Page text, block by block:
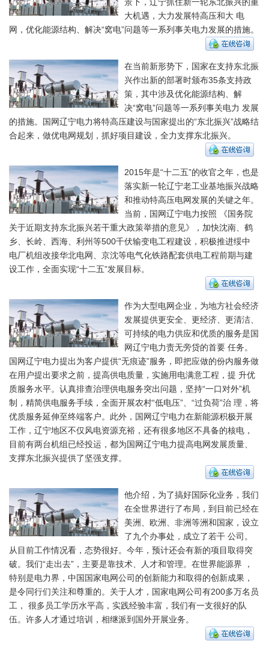
大机遇，大力发展特高压和大 电
网，优化能源结构、解决“窝电”问题等一系列事关电力发展的措施。
在当前新形势下，国家在支持东北振
兴作出新的部署时颁布35条支持政
策，其中涉及优化能源结构、解
决“窝电”问题等一系列事关电力 发展
的措施。国网辽宁电力将特高压建设与国家提出的“东北振兴”战略结
合起来，做优电网规划，抓好项目建设，全力支撑东北振兴。
2015年是“十二五”的收官之年，也是
落实新一轮辽宁老工业基地振兴战略
和推动特高压电网发展的关键之年。
当前，国网辽宁电力按照 《国务院
关于近期支持东北振兴若干重大政策举措的意见》，加快沈南、鹤
乡、长岭、西海、利州等500千伏输变电工程建设，积极推进绥中
电厂机组改接华北电网、京沈等电气化铁路配套供电工程前期与建
设工作，全面实现“十二五”发展目标。
作为大型电网企业，为地方社会经济
发展提供更安全、更经济、更清洁、
可持续的电力供应和优质的服务是国
网辽宁电力责无旁贷的首要 任务。
国网辽宁电力提出为客户提供“无痕迹”服务，即把应做的份内服务做
在用户提出要求之前，提高供电质量，实施用电满意工程，提 升优
质服务水平。认真排查治理供电服务突出问题，坚持“一口对外”机
制，精简供电服务手续，全面开展农村“低电压”、“过负荷”治 理，将
优质服务延伸至终端客户。此外，国网辽宁电力在新能源积极开展
工作，辽宁地区不仅风电资源充裕，还有很多地区不具备的核电，
目前有两台机组已经投运，都为国网辽宁电力提高电网发展质量、
支撑东北振兴提供了坚强支撑。
他介绍，为了搞好国际化业务，我们
在全世界进行了布局，到目前已经在
美洲、欧洲、非洲等洲和国家，设立
了九个办事处，成立了若干 公司。
从目前工作情况看，态势很好。今年，预计还会有新的项目取得突
破。我们“走出去”，主要是靠技术、人才和管理。在世界能源界 ，
特别是电力界，中国国家电网公司的创新能力和取得的创新成果，
是令同行们关注和尊重的。关于人才，国家电网公司有200多万名员
工， 很多员工学历水平高，实践经验丰富，我们有一支很好的队
伍。许多人才通过培训，相继派到国外开展业务。